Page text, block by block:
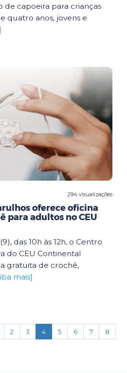
de capoeira para crianças
quatro anos, jovens e
294 visualizações
oferece oficina
para adultos no CEU
das 10h às 12h, o Centro
do CEU Continental
gratuita de crochê,
mais]
2 3 4(current)
5 6 7
8